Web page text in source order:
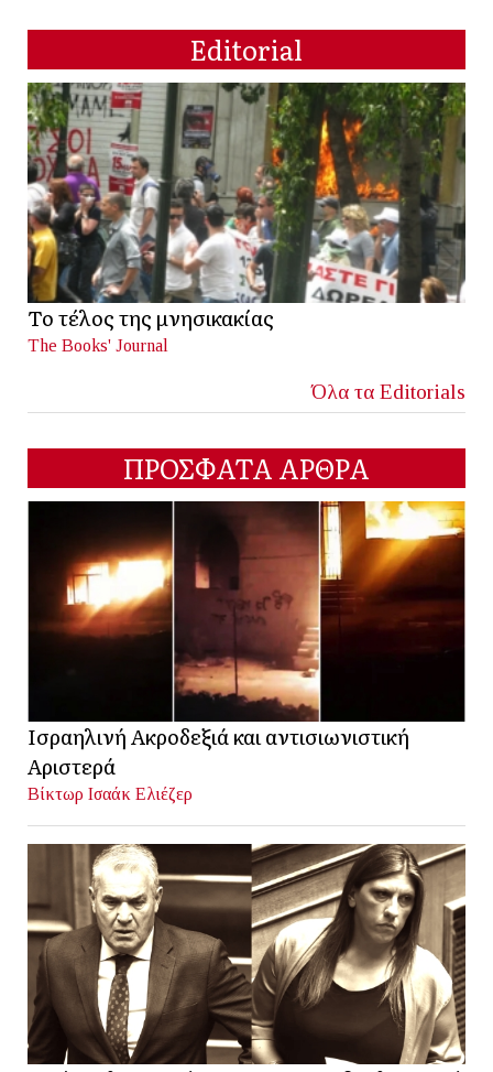
Editorial
Το τέλος της μνησικακίας
The Books' Journal
Όλα τα Editorials
ΠΡΟΣΦΑΤΑ ΑΡΘΡΑ
Ισραηλινή Ακροδεξιά και αντισιωνιστική
Αριστερά
Βίκτωρ Ισαάκ Ελιέζερ